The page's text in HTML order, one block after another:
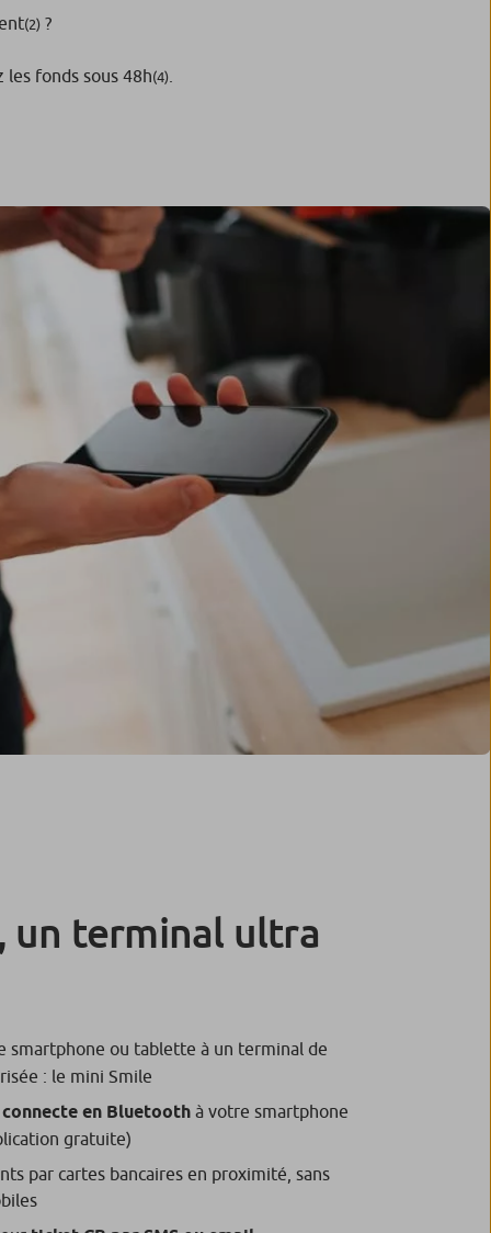
(2) ?
les fonds sous 48h(4)
un terminal ultra
smartphone ou tablette à un terminal de
: le mini Smile
connecte en Bluetooth à votre smartphone
gratuite)
par cartes bancaires en proximité, sans